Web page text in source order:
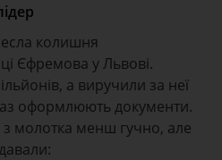
колишня
Єфремова у Львові.
а виручили за неї
оформлюють документи.
молотка менш гучно, але